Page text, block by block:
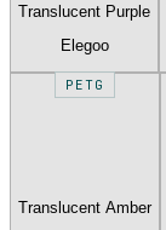
Translucent Purple
Elegoo
PETG
Translucent Amber